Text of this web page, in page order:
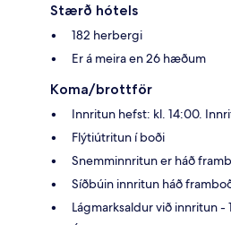
Stærð hótels
182 herbergi
Er á meira en 26 hæðum
Koma/brottför
Innritun hefst: kl. 14:00.
Flýtiútritun í boði
Snemminnritun er háð
Síðbúin innritun háð
Lágmarksaldur við innritun -